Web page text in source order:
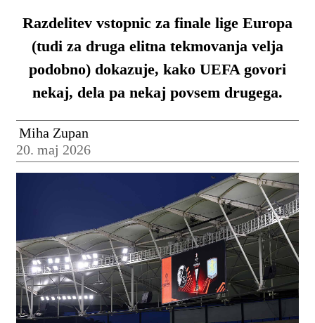
Razdelitev vstopnic za finale lige Europa
(tudi za druga elitna tekmovanja velja
podobno) dokazuje, kako UEFA govori
nekaj, dela pa nekaj povsem drugega.
Miha Zupan
20. maj 2026